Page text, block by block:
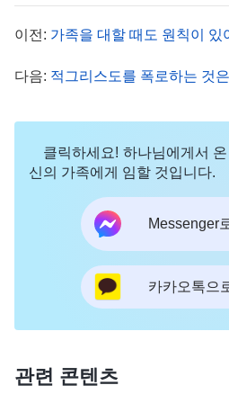
귀들을 너무나 사랑한다는
부 눈앞에 훤히 드러난 사실
권 하나님의 현현과 사역ㆍ진리
매의 과거 여러 악행과 현재
는 언제나 사탄의 편에 서서
었습니다. 저는 장화 자매가
역을 방해하고 교란하는 악
니다. 만약 제가 장화 자매의
두 폭로한다면 사람을 제명하
녀는 분명 교회에서 제명될
그녀는 하나님 집과는 아무
이임에도 결혼도 하지 않은
이전: 가족을 대할 때도 원칙이 있
다음: 적그리스도를 폭로하는 것
클릭하세요! 하나님에게서
신의 가족에게 임할 것입니다.
Messenger
카카오톡으
관련 콘텐츠